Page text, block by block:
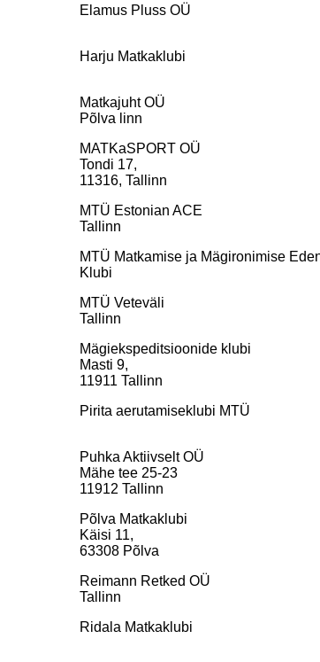
Elamus Pluss OÜ
Harju Matkaklubi
Matkajuht OÜ
Põlva linn
MATKaSPORT OÜ
Tondi 17,
11316, Tallinn
MTÜ Estonian ACE
Tallinn
MTÜ Matkamise ja Mägironimise
Klubi
MTÜ Veteväli
Tallinn
Mägiekspeditsioonide klubi
Masti 9,
11911 Tallinn
Pirita aerutamiseklubi MTÜ
Puhka Aktiivselt OÜ
Mähe tee 25-23
11912 Tallinn
Põlva Matkaklubi
Käisi 11,
63308 Põlva
Reimann Retked OÜ
Tallinn
Ridala Matkaklubi